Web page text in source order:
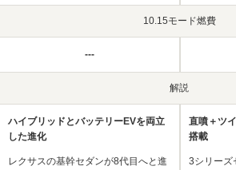
10.15モード燃費
---
解説
ハイブリッドとバッテリーEVを両立
した進化
レクサスの基幹セダンが8代目へと進
直噴＋ツ
搭載
3シリーズ